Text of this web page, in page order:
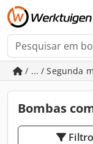
/ ... / Segunda
Bombas
Filtro